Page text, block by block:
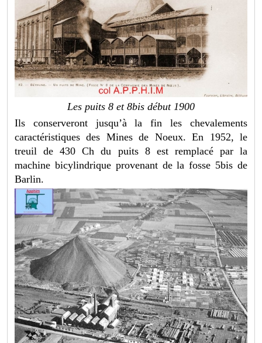
Les puits 8 et 8bis début 1900
Ils conserveront jusqu’à la fin les chevalements
caractéristiques des Mines de Noeux. En 1952, le
treuil de 430 Ch du puits 8 est remplacé par la
machine bicylindrique provenant de la fosse 5bis de
Barlin.